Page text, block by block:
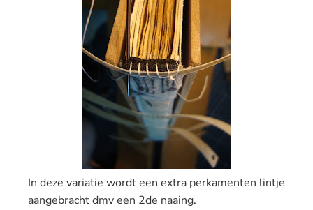
In deze variatie wordt een extra perkamenten lintje
aangebracht dmv een 2de naaing.